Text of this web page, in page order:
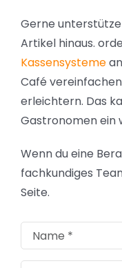
Gerne
Artikel hinaus.
Kassensysteme
Café
erleichtern. Das
Gastronomen ein
Wenn du eine
fachkundiges
Seite.